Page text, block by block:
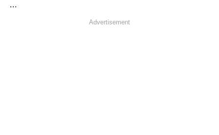
...
Advertisement